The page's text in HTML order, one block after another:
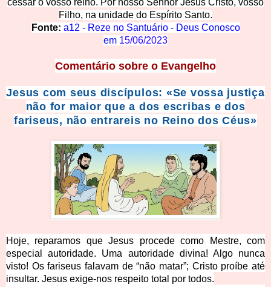
cessar o vosso reino. Por nosso Senhor Jesus Cristo, vosso
Filho, na unidade do Espírito Santo.
Fonte: a12 - Reze no Santuário - Deus Conosco
em 15/06/2023
Comentário sobre o Evangelho
Jesus com seus discípulos: «Se vossa justiça
não for maior que a dos escribas e dos
fariseus, não entrareis no Reino dos Céus»
Hoje, reparamos que Jesus procede como Mestre, com
especial autoridade. Uma autoridade divina! Algo nunca
visto! Os fariseus falavam de “não matar”; Cristo proíbe até
insultar. Jesus exige-nos respeito total por todos.